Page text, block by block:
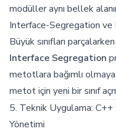
modüller aynı bellek
Interface-Segregation ve
Büyük sınıfları
Interface Segregation
metotlara bağımlı
metot için yeni bir sınıf
5. Teknik Uygulama:
Yönetimi